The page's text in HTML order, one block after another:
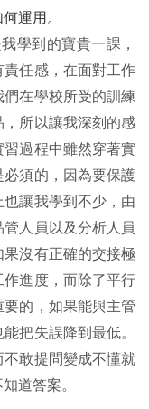
運用。
學到的寶貴一課，
任感，在面對工作
在學校所受的訓練
所以讓我深刻的感
過程中雖然穿著實
須的，因為要保護
讓我學到不少，由
人員以及分析人員
沒有正確的交接極
進度，而除了平行
的，如果能與主管
把失誤降到最低。
敢提問變成不懂就
道答案。